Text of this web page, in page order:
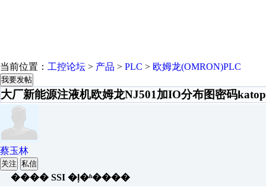
当前位置： 工控论坛 > 产品 > PLC > 欧姆龙(OMRON)PLC
我要发帖
大厂新能源注液机欧姆龙NJ501加IO分布图密码
蔡玉林
关注 私信
���� SSI �ļ�ʱ����